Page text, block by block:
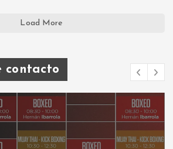
Load More
contacto